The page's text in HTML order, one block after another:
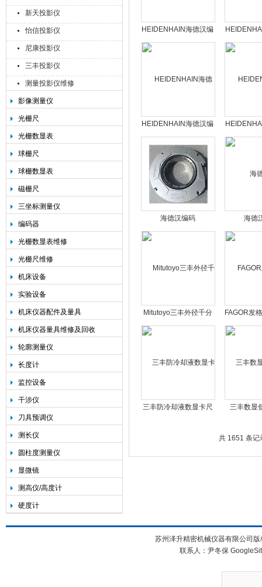
新天投影仪
怡信投影仪
尼康投影仪
三丰投影仪
测量投影仪维修
影像测量仪
光栅尺
光栅数显表
球栅尺
球栅数显表
磁栅尺
三坐标测量仪
编码器
光栅数显表维修
光栅尺维修
机床设备
实验设备
机床仪器配件及量具
机床仪器量具维修及回收
轮廓测量仪
长度计
监控设备
干涉仪
刀具预调仪
测长仪
圆柱度测量仪
显微镜
测高仪/高度计
硬度计
HEIDENHAIN海德汉编
码器读数头|AK
码器读
HEIDENHAIN海德汉编
码器TTR ERA4800C圆
光栅
码器TTR
海德汉编码
器|RCN8590F
海德
器
Mitutoyo三丰外径千分
尺M327-25（102-
FAGOR发
头
三丰防冷却液数显卡尺
三丰数显
共 1651 条
苏州泽升精密机械仪器有限公司
联系人：尹冬保